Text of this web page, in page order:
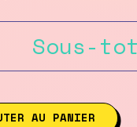
Sous-
AU PANIER